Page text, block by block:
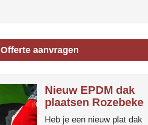
Offerte aanvragen
Nieuw EPDM dak
plaatsen Rozebeke
Heb je een nieuw plat dak